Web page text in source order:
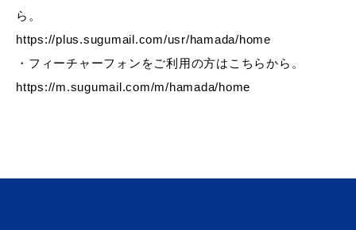
妊娠・出産
ら。
https://plus.sugumail.com/usr/hamada/home
・フィーチャーフォンをご利用の方はこちらから。
https://m.sugumail.com/m/hamada/home